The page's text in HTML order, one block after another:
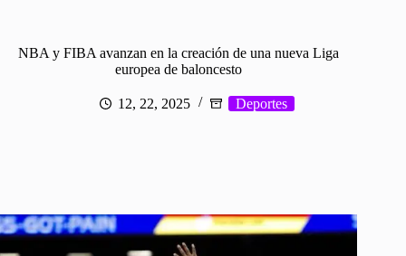
NBA y FIBA avanzan en la creación de una nueva Liga
europea de baloncesto
12, 22, 2025 Deportes